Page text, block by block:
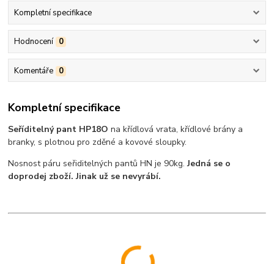
Kompletní specifikace
Hodnocení 0
Komentáře 0
Kompletní specifikace
Seříditelný pant HP18Ona křídlová vrata, křídlové brány a
branky, s plotnou pro zděné a kovové sloupky.
Nosnost páru seřiditelných pantů HN je 90kg.Jedná se o
doprodej zboží. Jinak už se nevyrábí.